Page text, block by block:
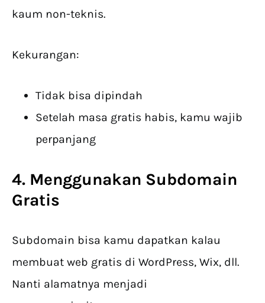
kaum non-teknis.
Kekurangan:
Tidak bisa dipindah
Setelah masa gratis habis, kamu wajib
perpanjang
4. Menggunakan Subdomain
Gratis
Subdomain bisa kamu dapatkan kalau
membuat web gratis di WordPress, Wix, dll.
Nanti alamatnya menjadi